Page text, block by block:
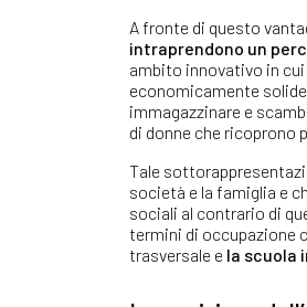
A fronte di questo
intraprendono un
ambito innovativo in
economicamente
immagazzinare e
di donne che ricoprono
Tale
società e la famiglia e
sociali al contrario di
termini di occupazione
trasversale e la scuola